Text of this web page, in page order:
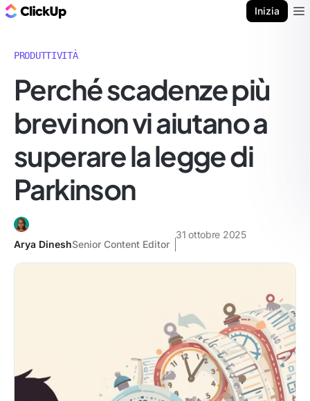
Inizia
PRODUTTIVITÀ
Perché scadenze più
brevi non vi aiutano a
superare la legge di
Parkinson
Arya DineshSenior Content Editor
31 ottobre 2025